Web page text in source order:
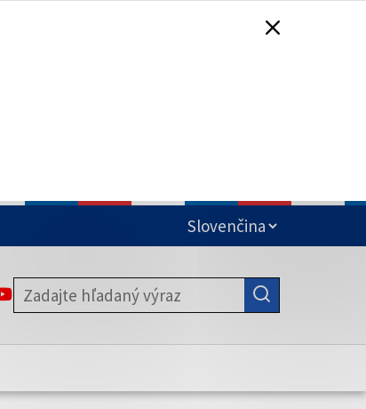
stránka vždy začína
sídla.
SA OTVORÍ NA NOVEJ KARTE
SA OTVORÍ NA NOVEJ KARTE
ODKAZ SA OTVORÍ NA NOVEJ KARTE